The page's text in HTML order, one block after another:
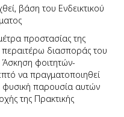
βάση του Ενδεικτικού
προστασίας της
περαιτέρω διασποράς του
Άσκηση φοιτητών-
να πραγματοποιηθεί
φυσική παρουσία αυτών
της Πρακτικής